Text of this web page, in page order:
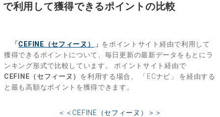
で利用して獲得できるポイントの比較
「 CEFINE（セフィーヌ） 」 をポイントサイト経由で利用して
獲得できるポイントについて、毎日更新の最新データをもとにラ
ンキング形式で比較しています。 ポイントサイト経由で
CEFINE（セフィーヌ） を利用する場合、 「ECナビ」
を経由する
と最も高額なポイントを獲得できます。
＜＜CEFINE（セフィーヌ）＞＞